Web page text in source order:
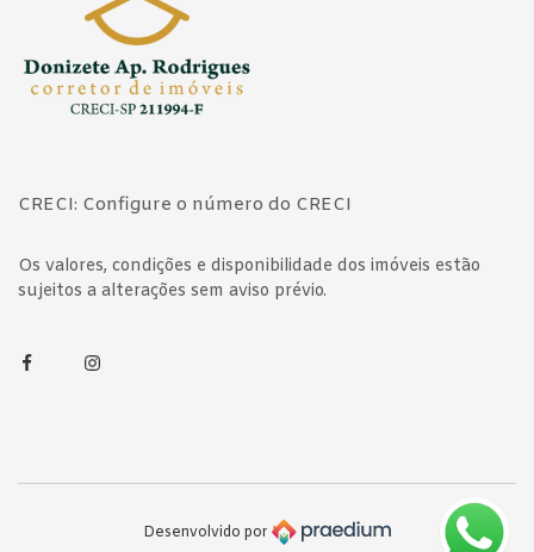
CRECI: Configure o número do CRECI
Os valores, condições e disponibilidade dos imóveis estão
sujeitos a alterações sem aviso prévio.
FacebookInstagram
Desenvolvido por